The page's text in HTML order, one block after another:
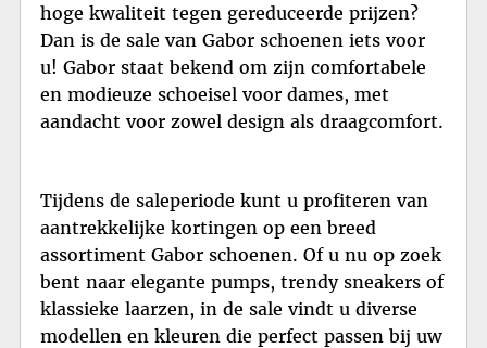
hoge kwaliteit tegen gereduceerde prijzen?
Dan is de sale van Gabor schoenen iets voor
u! Gabor staat bekend om zijn comfortabele
en modieuze schoeisel voor dames, met
aandacht voor zowel design als draagcomfort.
Tijdens de saleperiode kunt u profiteren van
aantrekkelijke kortingen op een breed
assortiment Gabor schoenen. Of u nu op zoek
bent naar elegante pumps, trendy sneakers of
klassieke laarzen, in de sale vindt u diverse
modellen en kleuren die perfect passen bij uw